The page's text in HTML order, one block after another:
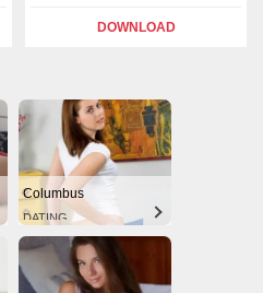
DOWNLOAD
Columbus
DATING